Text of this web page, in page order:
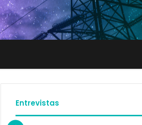
Entrevistas